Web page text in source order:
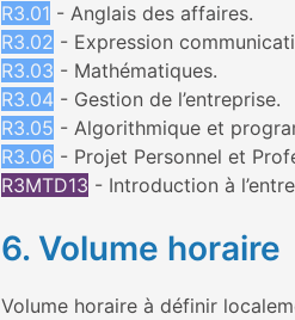
R3.01 - Anglais des affaires.
R3.02 - Expression
R3.03 - Mathématiques.
R3.04 - Gestion de l’entreprise.
R3.05 - Algorithmique et
R3.06 - Projet Personnel et
R3MTD13 - Introduction à
6. Volume horaire
Volume horaire à définir